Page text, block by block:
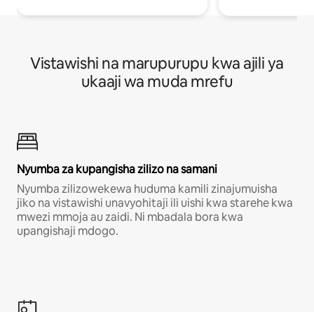
Vistawishi na marupurupu kwa ajili ya
ukaaji wa muda mrefu
Nyumba za kupangisha zilizo na samani
Nyumba zilizowekewa huduma kamili zinajumuisha
jiko na vistawishi unavyohitaji ili uishi kwa starehe kwa
mwezi mmoja au zaidi. Ni mbadala bora kwa
upangishaji mdogo.